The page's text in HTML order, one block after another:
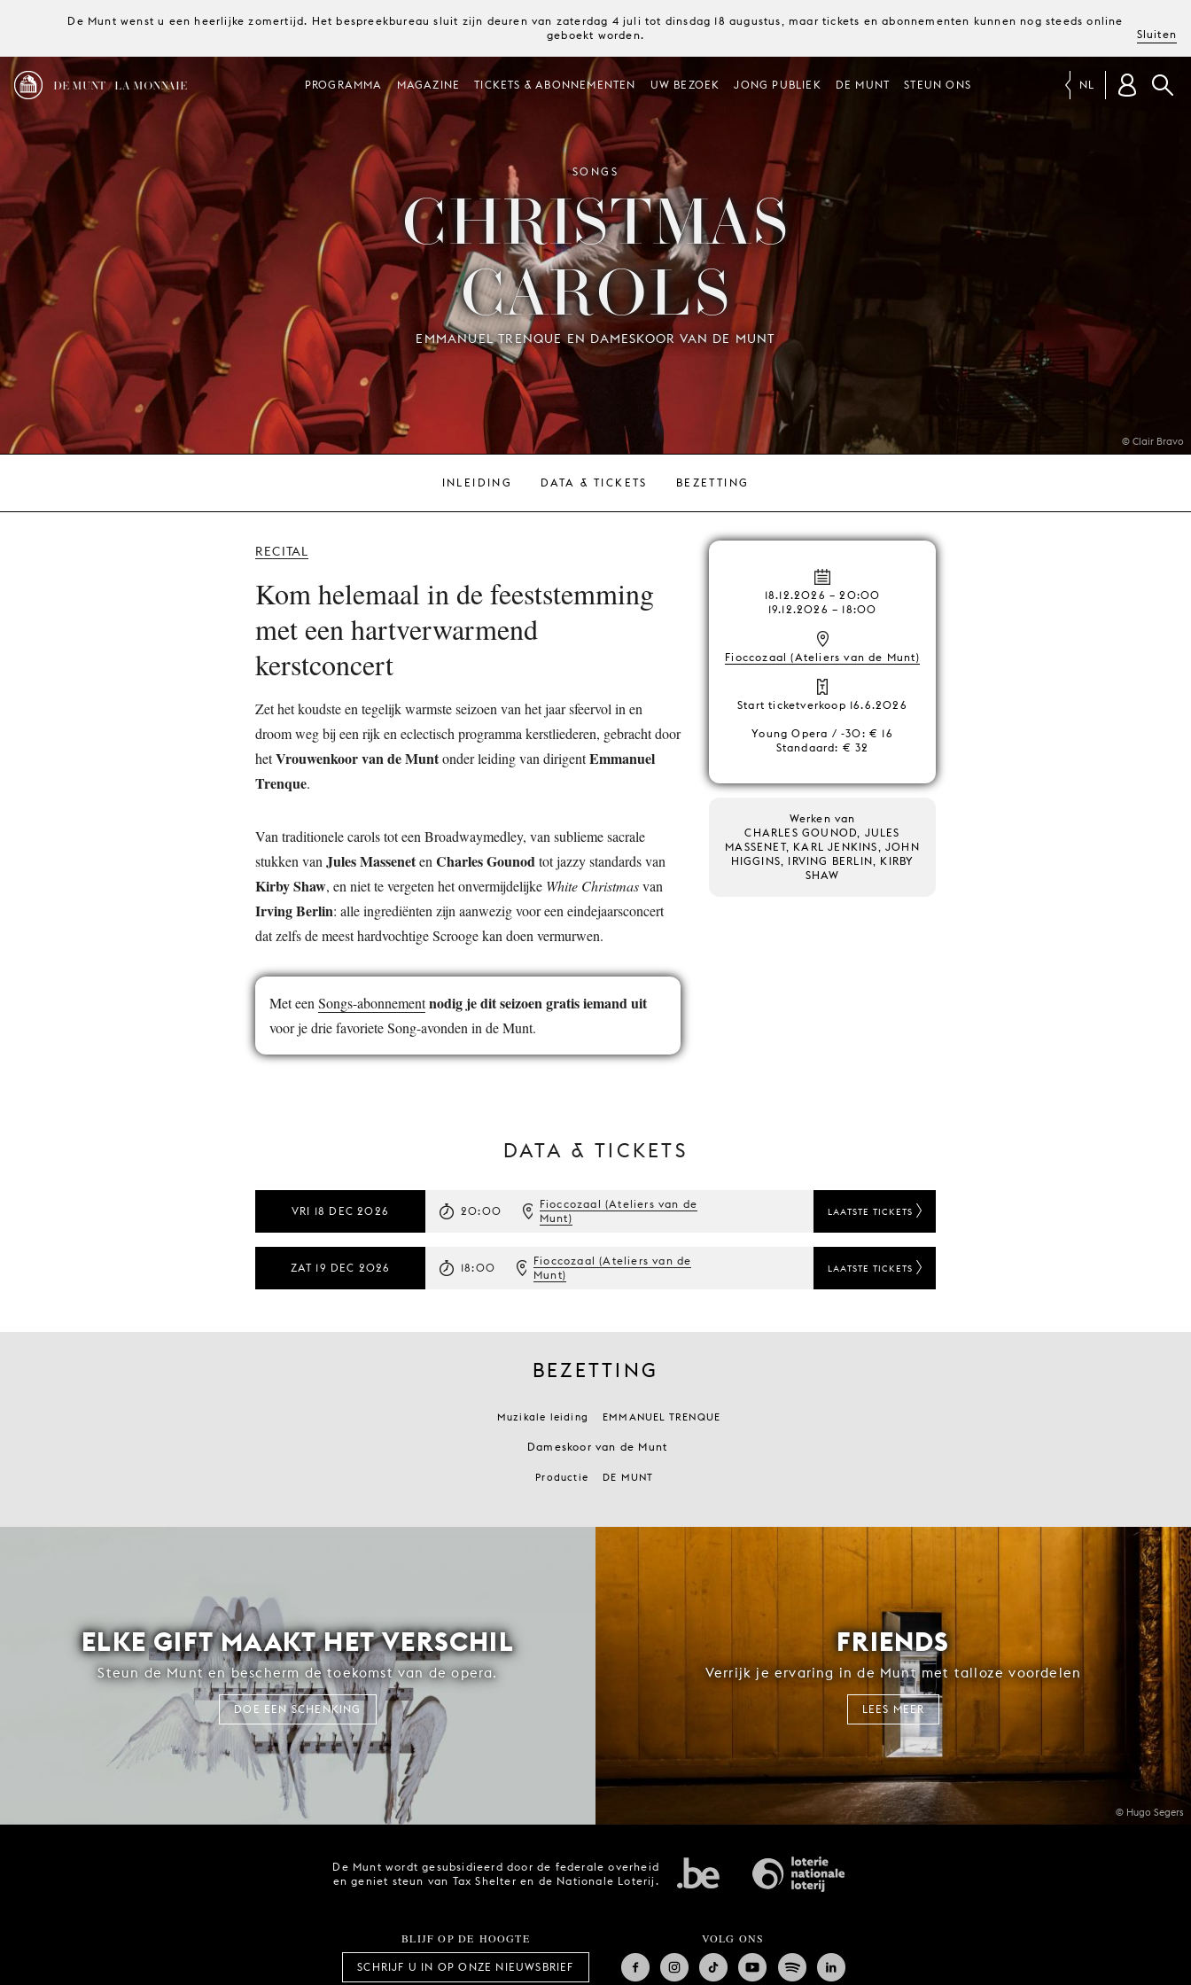
De Munt wenst u een heerlijke zomertijd. Het bespreekbureau sluit zijn deuren van zaterdag 4 juli tot dinsdag 18 augustus, maar tickets en abonnementen kunnen nog steeds online
geboekt worden.
Sluiten
DE MUNT / LA MONNAIE PROGRAMMA MAGAZINE TICKETS & ABONNEMENTEN UW BEZOEK JONG PUBLIEK DE MUNT STEUN ONS NL
© Clair Bravo
SONGS
CHRISTMAS
CAROLS
EMMANUEL TRENQUE EN DAMESKOOR VAN DE MUNT
INLEIDING DATA & TICKETS BEZETTING
RECITAL
Kom helemaal in de feeststemming
met een hartverwarmend
kerstconcert
Zet het koudste en tegelijk warmste seizoen van het jaar sfeervol in en
droom weg bij een rijk en eclectisch programma kerstliederen, gebracht door
hetVrouwenkoor van de Muntonder leiding van dirigentEmmanuel
Trenque.
Van traditionele carols tot een Broadwaymedley, van sublieme sacrale
stukken van Jules Masseneten Charles Gounodtot jazzy standards van
Kirby Shaw, en niet te vergeten het onvermijdelijke White Christmasvan
Irving Berlin: alle ingrediënten zijn aanwezig voor een eindejaarsconcert
dat zelfs de meest hardvochtige Scrooge kan doen vermurwen.
Met een Songs-abonnementnodig je dit seizoen gratis iemand uit
voor je drie favoriete Song-avonden in de Munt.
18.12.2026 – 20:00
19.12.2026 – 18:00
Fioccozaal (Ateliers van de Munt)
Start ticketverkoop 16.6.2026
Young Opera / -30: € 16
Standaard: € 32
Werken van
CHARLES GOUNOD, JULES
MASSENET, KARL JENKINS, JOHN
HIGGINS, IRVING BERLIN, KIRBY
SHAW
DATA & TICKETS
VRI 18 DEC 2026 20:00
Fioccozaal (Ateliers van de
Munt)
LAATSTE TICKETS
ZAT 19 DEC 2026 18:00
Fioccozaal (Ateliers van de
Munt)
LAATSTE TICKETS
BEZETTING
Muzikale leiding EMMANUEL TRENQUE
Dameskoor van de Munt
Productie DE MUNT
ELKE GIFT MAAKT HET VERSCHIL
Steun de Munt en bescherm de toekomst van de opera.
DOE EEN SCHENKING
© Hugo Segers
FRIENDS
Verrijk je ervaring in de Munt met talloze voordelen
LEES MEER
De Munt wordt gesubsidieerd door de federale overheid
en geniet steun van Tax Shelter en de Nationale Loterij.
BLIJF OP DE HOOGTE
SCHRIJF U IN OP ONZE NIEUWSBRIEF
VOLG ONS